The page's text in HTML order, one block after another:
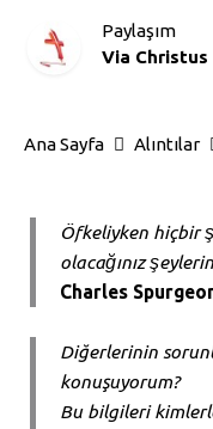
Paylaşım
Via Christus
Ana Sayfa Alıntılar
Öfkeliyken hiçbir
olacağınız
Charles
Diğerlerinin
konuşuyorum?
Bu bilgileri